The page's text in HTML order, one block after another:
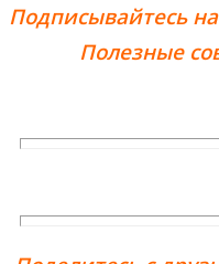
Подписывайтесь
Полезные